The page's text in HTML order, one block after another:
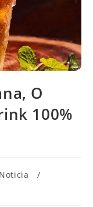
O
100%
Noticia
/